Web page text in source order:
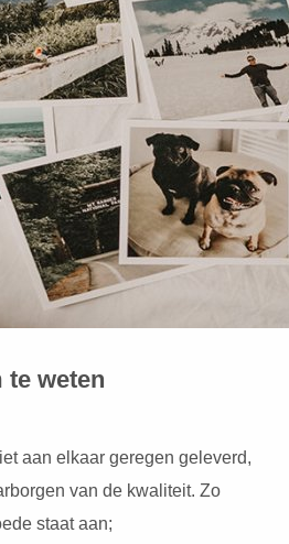
te weten
aan elkaar geregen geleverd,
van de kwaliteit. Zo
staat aan;